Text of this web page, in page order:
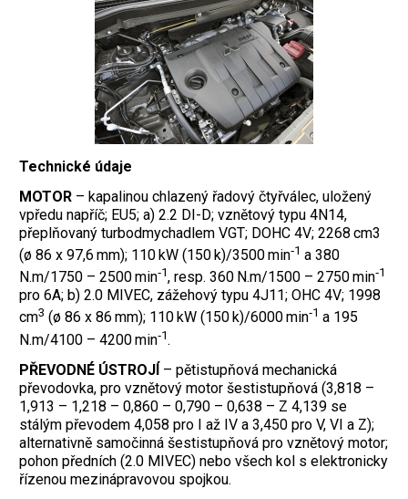
Technické údaje
MOTOR – kapalinou chlazený řadový čtyřválec, uložený
vpředu napříč; EU5; a) 2.2 DI-D; vznětový typu 4N14,
přeplňovaný turbodmychadlem VGT; DOHC 4V; 2268 cm3
(ø 86 x 97,6 mm); 110 kW (150 k)/3500 min‑1 a 380
N.m/1750 – 2500 min‑1, resp. 360 N.m/1500 – 2750 min‑1
pro 6A; b) 2.0 MIVEC, zážehový typu 4J11; OHC 4V; 1998
cm3 (ø 86 x 86 mm); 110 kW (150 k)/6000 min‑1 a 195
N.m/4100 – 4200 min‑1.
PŘEVODNÉ ÚSTROJÍ – pětistupňová mechanická
převodovka, pro vznětový motor šestistupňová (3,818 –
1,913 – 1,218 – 0,860 – 0,790 – 0,638 – Z 4,139 se
stálým převodem 4,058 pro I až IV a 3,450 pro V, VI a Z);
alternativně samočinná šestistupňová pro vznětový motor;
pohon předních (2.0 MIVEC) nebo všech kol s elektronicky
řízenou mezinápravovou spojkou.